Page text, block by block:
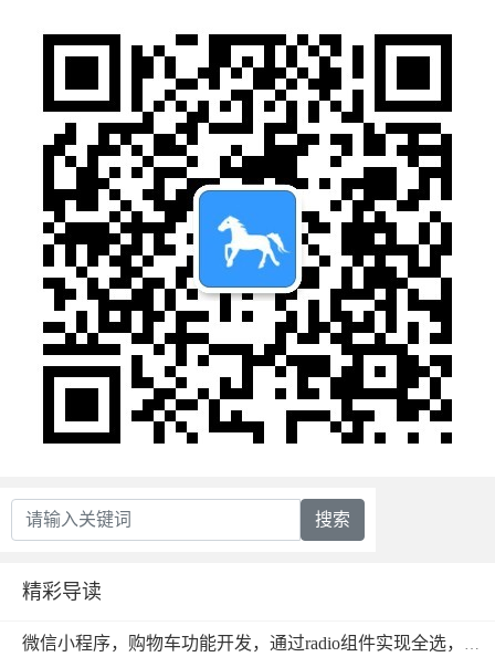
搜索
精彩导读
微信小程序，购物车功能开发，通过radio组件实现全选，单选功能实现微信小程序